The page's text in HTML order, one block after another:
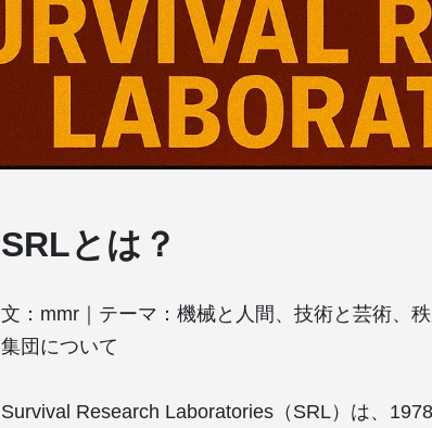
SRLとは？
文：mmr｜テーマ：機械と人間、技術と芸術、
集団について
Survival Research Laboratories（SRL）は、